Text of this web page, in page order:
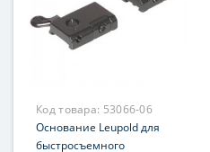
Код товара: 53066-06
Основание Leupold для
быстросъемного